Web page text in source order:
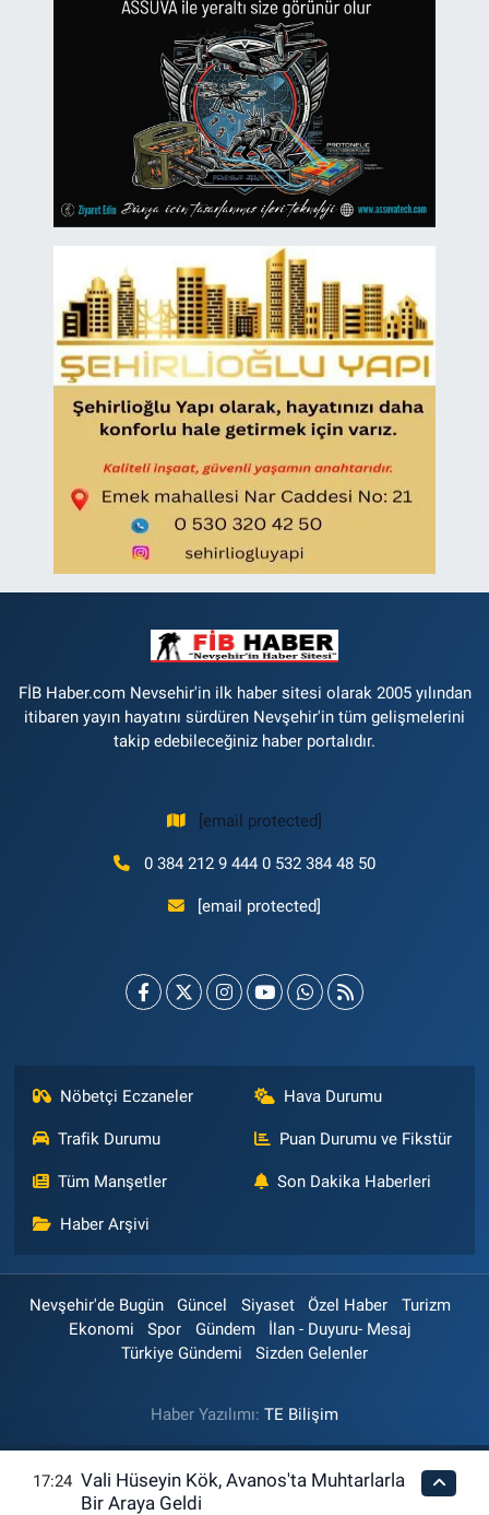
FİB Haber.com Nevsehir'in ilk haber sitesi olarak 2005 yılından
itibaren yayın hayatını sürdüren Nevşehir'in tüm gelişmelerini
takip edebileceğiniz haber portalıdır.
[email protected]
0 384 212 9 444 0 532 384 48 50
[email protected]
Nöbetçi Eczaneler Hava Durumu
Trafik Durumu Puan Durumu ve Fikstür
Tüm Manşetler Son Dakika Haberleri
Haber Arşivi
Nevşehir'de Bugün Güncel Siyaset Özel Haber
Turizm
Ekonomi
Spor Gündem
İlan - Duyuru- Mesaj
Türkiye Gündemi
Sizden Gelenler
Haber Yazılımı: TE Bilişim
17:24 Vali Hüseyin Kök, Avanos'ta Muhtarlarla
Bir Araya Geldi